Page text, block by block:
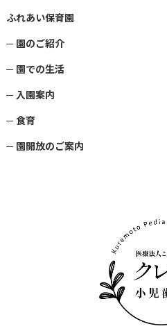
ふれあい保育園
園のご紹介
園での生活
入園案内
食育
園開放のご案内